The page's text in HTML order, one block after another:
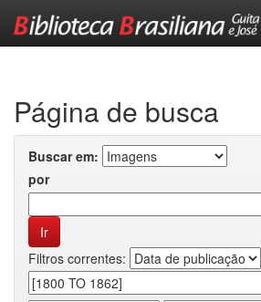
Página de busca
Buscar em:
por
Filtros correntes: